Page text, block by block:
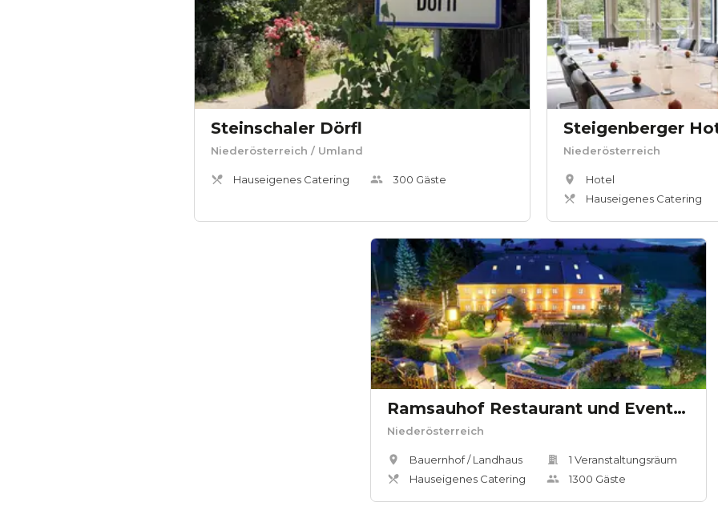
Steinschaler Dörfl
Niederösterreich / Umland
Hauseigenes Catering 300 Gäste
Steigenberger
Niederösterreich
Hotel
Hauseigenes Catering
Ramsauhof Restaurant und Event4kanter
Niederösterreich
Bauernhof / Landhaus
Hauseigenes Catering
1 Veranstaltungsräum
1300 Gäste